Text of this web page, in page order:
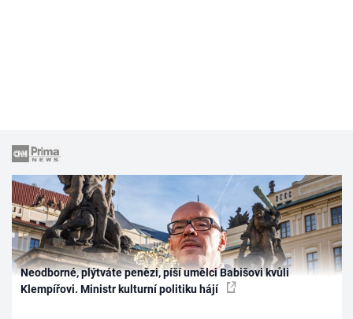
Neodborné, plýtváte penězi, píší umělci Babišovi kvůli
Klempířovi. Ministr kulturní politiku hájí